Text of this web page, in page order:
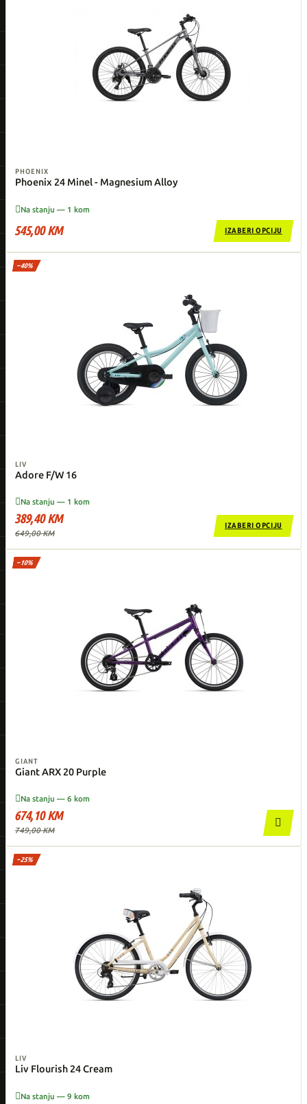
PHOENIX
Phoenix 24 Minel - Magnesium Alloy
Na stanju — 1 kom
545,00 KM IZABERI OPCIJU
−40%
LIV
Adore F/W 16
Na stanju — 1 kom
389,40 KM
649,00 KM
IZABERI OPCIJU
−10%
GIANT
Giant ARX 20 Purple
Na stanju — 6 kom
674,10 KM
749,00 KM

−25%
LIV
Liv Flourish 24 Cream
Na stanju — 9 kom